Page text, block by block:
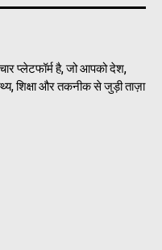
प्लेटफॉर्म है, जो आपको देश,
शिक्षा और तकनीक से जुड़ी ताज़ा